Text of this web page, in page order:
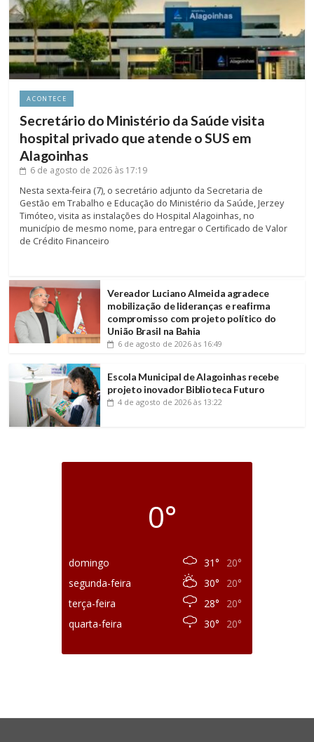
ACONTECE
Secretário do Ministério da Saúde visita
hospital privado que atende o SUS em
Alagoinhas
6 de agosto de 2026 às 17:19
Nesta sexta-feira (7), o secretário adjunto da Secretaria de
Gestão em Trabalho e Educação do Ministério da Saúde, Jerzey
Timóteo, visita as instalações do Hospital Alagoinhas, no
município de mesmo nome, para entregar o Certificado de Valor
de Crédito Financeiro
Vereador Luciano Almeida agradece
mobilização de lideranças e reafirma
compromisso com projeto político do
União Brasil na Bahia
6 de agosto de 2026 às 16:49
Escola Municipal de Alagoinhas recebe
projeto inovador Biblioteca Futuro
4 de agosto de 2026 às 13:22
0°
domingo 31°
20°
segunda-feira
30°
20°
terça-feira
28°
20°
quarta-feira
30° 20°